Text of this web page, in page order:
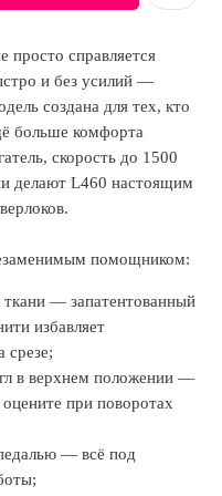
просто справляется
и без усилий —
создана для тех, кто
больше комфорта
скорость до 1500
делают L460 настоящим
помощником:
ткани — запатентованный
избавляет
срезе;
в верхнем положении —
при поворотах
— всё под